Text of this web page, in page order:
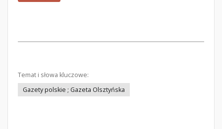
Temat i słowa kluczowe:
Gazety polskie ; Gazeta Olsztyńska